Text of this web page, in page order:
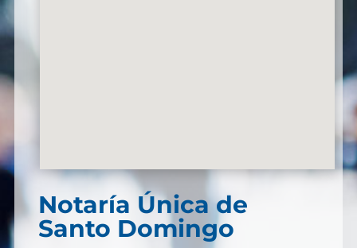
Notaría Única de
Santo Domingo